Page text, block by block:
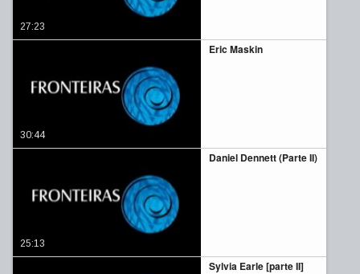
27:23
Eric Maskin
30:44
Daniel Dennett (Parte II)
25:13
Sylvia Earle [parte II]